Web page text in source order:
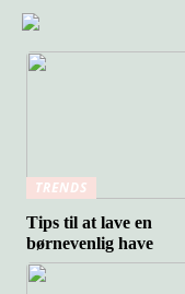
TRENDS
Tips til at lave en
børnevenlig have